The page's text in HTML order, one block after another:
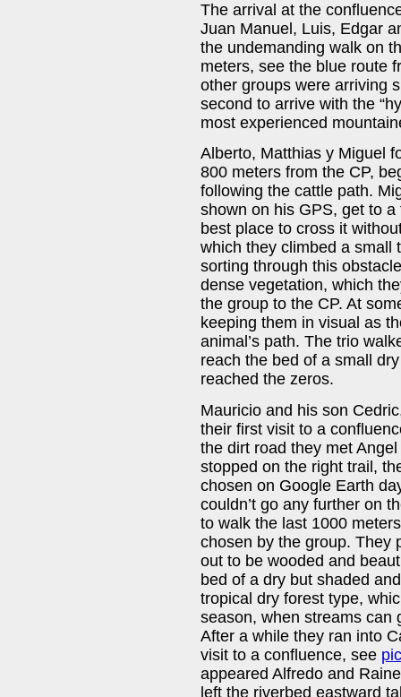
The arrival at the
Juan Manuel, Luis, Edgar
the undemanding walk on
meters, see the blue route
other groups were arriving
second to arrive with the
most experienced
Alberto, Matthias y Miguel
800 meters from the CP,
following the cattle path.
shown on his GPS, get to
best place to cross it
which they climbed a small
sorting through this
dense vegetation, which
the group to the CP. At
keeping them in visual as
animal’s path. The trio
reach the bed of a small
reached the zeros.
Mauricio and his son
their first visit to a
the dirt road they met
stopped on the right trail,
chosen on Google Earth
couldn’t go any further on
to walk the last 1000
chosen by the group. They
out to be wooded and
bed of a dry but shaded
tropical dry forest type,
season, when streams can
After a while they ran into
visit to a confluence, see
appeared Alfredo and
left the riverbed eastward